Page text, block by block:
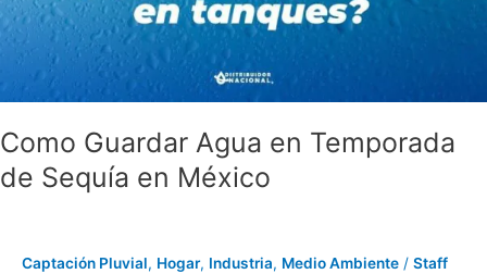
Como Guardar Agua en Temporada
de Sequía en México
Captación Pluvial, Hogar, Industria, Medio Ambiente / Staff
Sequía
en
México